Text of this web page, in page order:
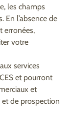
les champs
En l’absence de
erronées,
votre
services
et pourront
et
et de prospection